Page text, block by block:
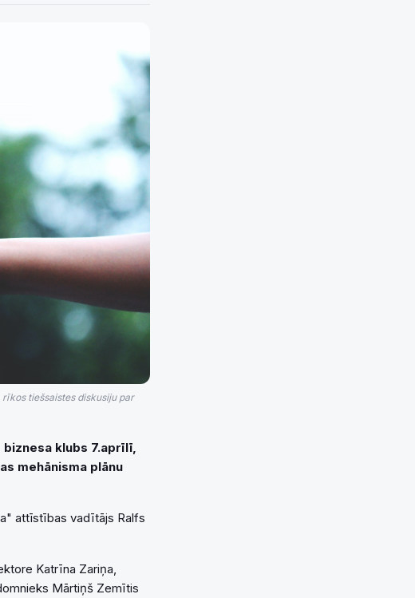
tiešsaistes diskusiju par
klubs 7.aprīlī,
mehānisma plānu
attīstības vadītājs Ralfs
Katrīna Zariņa,
Mārtiņš Zemītis